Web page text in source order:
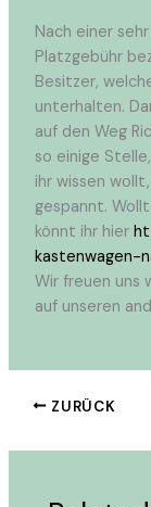
Nach einer
Platzgebühr
Besitzer,
unterhalten.
auf den Weg
so einige
ihr wissen
gespannt.
könnt ihr hier
kastenwagen-
Wir freuen uns
auf unseren
ZURÜCK